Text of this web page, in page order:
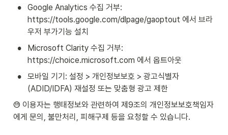
•
Google Analytics 수집 거부:
https://tools.google.com/dlpage/gaoptout 에서 브라
우저 부가기능 설치
•
Microsoft Clarity 수집 거부:
https://choice.microsoft.com 에서 옵트아웃
•
모바일 기기: 설정 > 개인정보보호 > 광고식별자
(ADID/IDFA) 재설정 또는 맞춤형 광고 제한
⑪ 이용자는 행태정보와 관련하여 제9조의 개인정보보호책임자
에게 문의, 불만처리, 피해구제 등을 요청할 수 있습니다.